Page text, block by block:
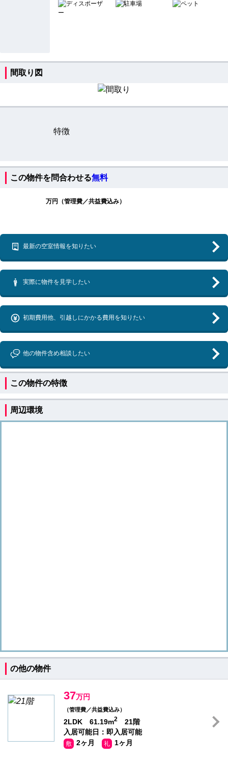
間取り図
特徴
この物件を問合わせる無料
万円（管理費／共益費込み）
最新の空室情報を知りたい
実際に物件を見学したい
初期費用他、引越しにかかる費用を知りたい
他の物件含め相談したい
この物件の特徴
周辺環境
の他の物件
37万円
（管理費／共益費込み）
2LDK 61.19m2
21階
入居可能日：即入居可能
敷 2ヶ月 礼 1ヶ月